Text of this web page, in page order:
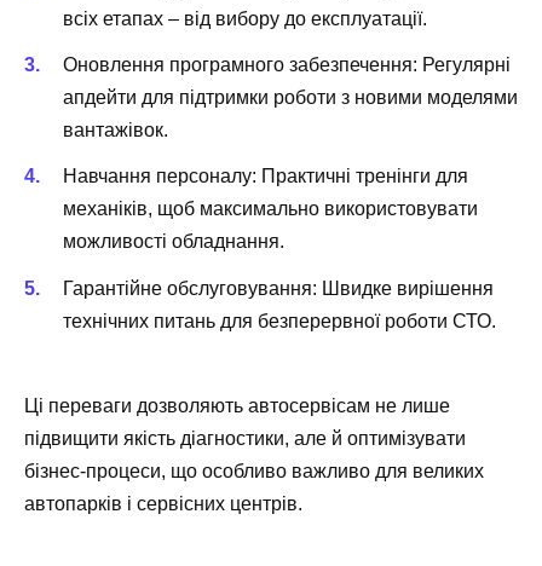
всіх етапах – від вибору до експлуатації.
Оновлення програмного забезпечення: Регулярні
апдейти для підтримки роботи з новими моделями
вантажівок.
Навчання персоналу: Практичні тренінги для
механіків, щоб максимально використовувати
можливості обладнання.
Гарантійне обслуговування: Швидке вирішення
технічних питань для безперервної роботи СТО.
Ці переваги дозволяють автосервісам не лише
підвищити якість діагностики, але й оптимізувати
бізнес-процеси, що особливо важливо для великих
автопарків і сервісних центрів.